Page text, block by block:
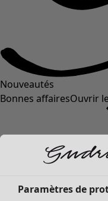
Nouveautés
Bonnes affairesOuvrir
Paramètres de